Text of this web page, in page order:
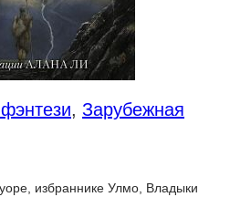
, Зарубежная
избраннике Улмо, Владыки